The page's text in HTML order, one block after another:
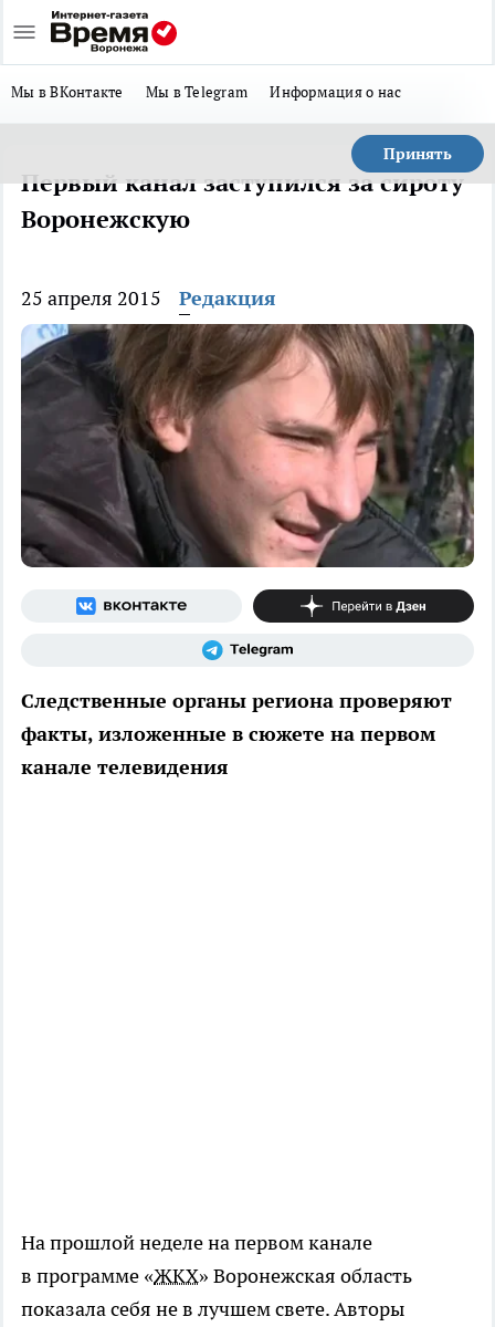
Мы в ВКонтакте Мы в Telegram Информация о нас
Принять
Первый канал заступился за сироту
Воронежскую
25 апреля 2015 Редакция
Следственные органы региона проверяют
факты, изложенные в сюжете на первом
канале телевидения
На прошлой неделе на первом канале
в программе «ЖКХ» Воронежская область
показала себя не в лучшем свете. Авторы